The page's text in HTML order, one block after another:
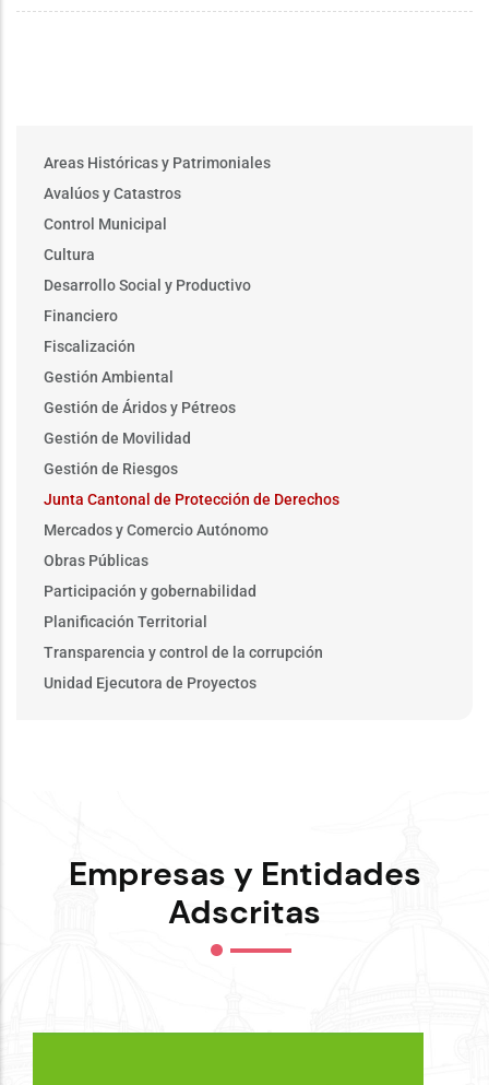
Main
menu
Areas Históricas y Patrimoniales
Avalúos y Catastros
Control Municipal
Cultura
Desarrollo Social y Productivo
Financiero
Fiscalización
Gestión Ambiental
Gestión de Áridos y Pétreos
Gestión de Movilidad
Gestión de Riesgos
Junta Cantonal de Protección de Derechos
Mercados y Comercio Autónomo
Obras Públicas
Participación y gobernabilidad
Planificación Territorial
Transparencia y control de la corrupción
Unidad Ejecutora de Proyectos
Empresas y Entidades
Adscritas